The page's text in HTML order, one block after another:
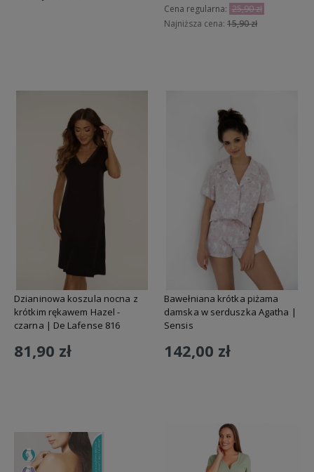
Cena regularna: 25,90 zł
Najniższa cena: 15,90 zł
Dzianinowa koszula nocna z
krótkim rękawem Hazel -
czarna | De Lafense 816
81,90 zł
Bawełniana krótka piżama
damska w serduszka Agatha |
Sensis
142,00 zł